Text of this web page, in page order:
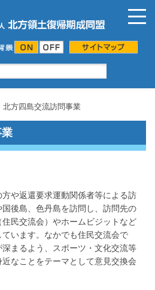
北方四島交流訪問事業
や返還要求運動関係者等による訪
後島、色丹島を訪問し、訪問先の
民交流会）やホームビジットなど
います。なかでも住民交流会で
まるよう、スポーツ・文化交流等
なことをテーマとして意見交換会